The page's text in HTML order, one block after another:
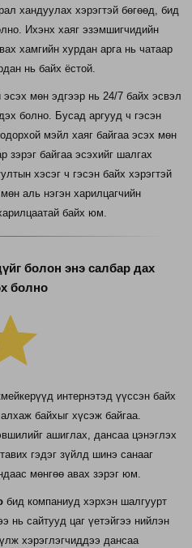
хандуулах хэрэгтэй бөгөөд, бид
Ихэнх хаяг эзэмшигчидийн
хамгийн хурдан арга нь чатаар
нь байх ёстой.
мөн эдгээр нь 24/7 байх эсвэл
болно. Бусад аргууд ч гэсэн
мэйл хаяг байгаа эсэх мөн
зэрэг байгаа эсэхийг шалгах
хэсэг ч гэсэн байх хэрэгтэй
аль нэгэн харилцагчийн
байх юм.
болон энэ салбар дах
болно
интернэтэд үүссэн байх
байхыг хүсэж байгаа.
ашиглах, дансаа цэнэглэх
гэдэг зүйлд шинэ санааг
мөнгөө авах зэрэг юм.
бид компаниуд хэрхэн шалгуурт
нь сайтууд цаг үетэйгээ нийлэн
хэрэглэгчиддээ дансаа